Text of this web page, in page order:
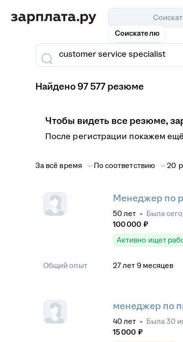
Соискателю
Найдено 97 577 резюме
Чтобы видеть все резюме,
После регистрации покажем
За всё время По соответствию 20
Менеджер по
50 лет • Была
100 000 ₽
Активно ищет
Общий опыт 27лет 9 месяцев
менеджер по
40 лет • Была30
15 000 ₽